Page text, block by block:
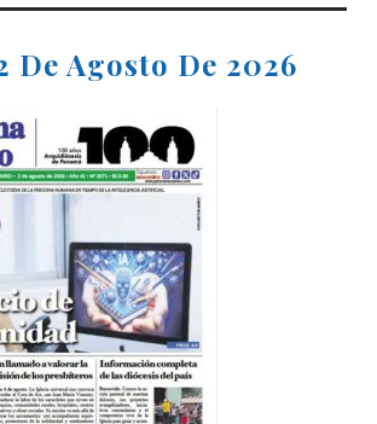
De Agosto De 2026